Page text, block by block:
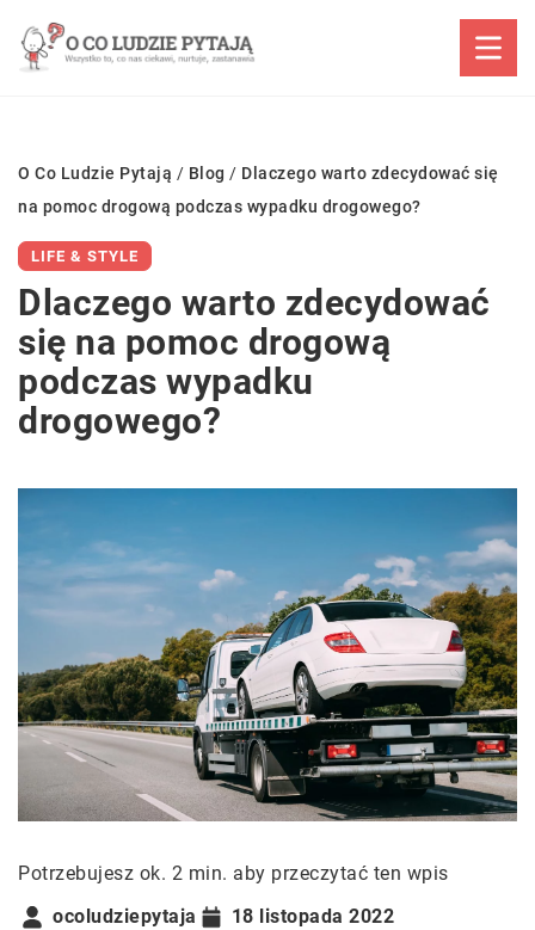
O Co Ludzie Pytają / Blog / Dlaczego warto zdecydować się
na pomoc drogową podczas wypadku drogowego?
LIFE & STYLE
Dlaczego warto zdecydować
się na pomoc drogową
podczas wypadku
drogowego?
Potrzebujesz ok. 2 min. aby przeczytać ten wpis
ocoludziepytaja
18 listopada 2022